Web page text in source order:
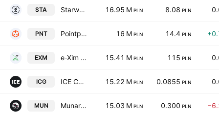
STA Starward Industries SA 16.95 M PLN 8.08 PLN
PNT Pointpack SA 16 M PLN 14.4 PLN
EXM e-Xim IT Spolka Akcyjna 15.41 M PLN 115 PLN
ICG ICE CODE GAMES SA 15.22 M PLN 0.0855 PLN
MUN Munar SA 15.03 M PLN 0.300 PLN